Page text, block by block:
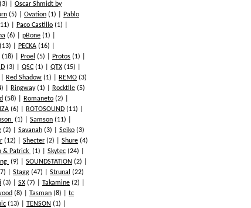
(3)
Oscar Shmidt by
(5) Ovation (1)
Pablo
Paco Castillo (1)
(6) pBone (1)
PECKA (16)
(18) Proel (5) Protos (1)
(3) QSC (1) QTX (15)
Red Shadow (1) REMO (3)
Ringway(1) Rocktile (5)
(58) Romaneto (2)
(6) ROTOSOUND (11)
(1) Samson (11)
(2) Savanah (3) Seiko (3)
(12) Shecter (2) Shure (4)
& Patrick (1) Skytec (24)
(9) SOUNDSTATION (2)
Stagg (47) Strunal (22)
(3) SX (7) Takamine (2)
(8) Tasman (8)
tc
(13) TENSON (1)